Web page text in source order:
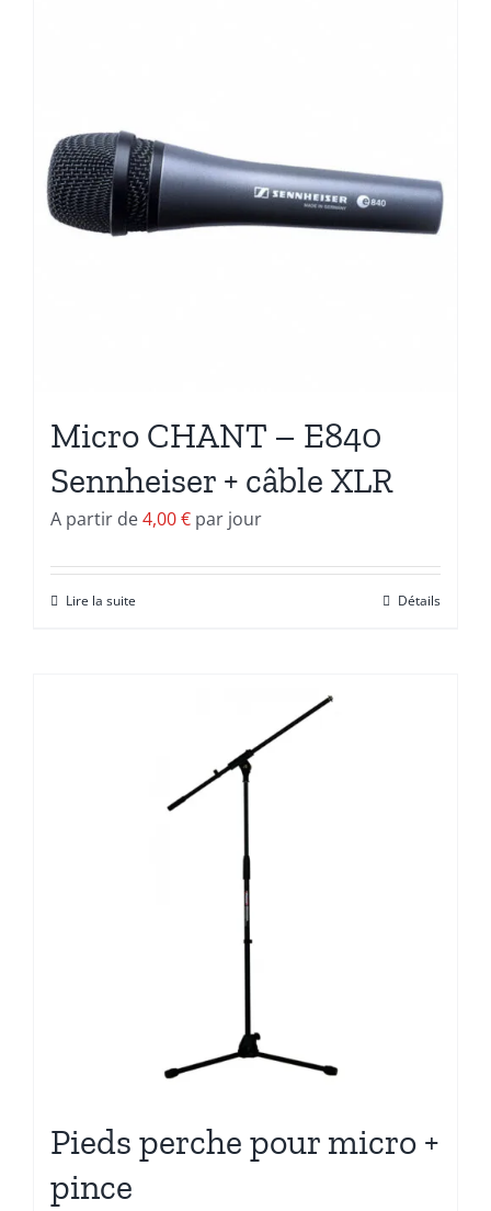
Micro CHANT – E840
Sennheiser + câble XLR
A partir de4,00€ par jour
Lire la suite Détails
Pieds perche pour micro +
pince